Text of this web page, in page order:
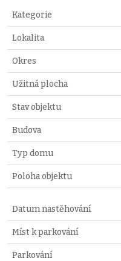
Kategorie
Lokalita
Okres
Užitná plocha
Stav objektu
Budova
Typ domu
Poloha objektu
Datum nastěhování
Míst k parkování
Parkování